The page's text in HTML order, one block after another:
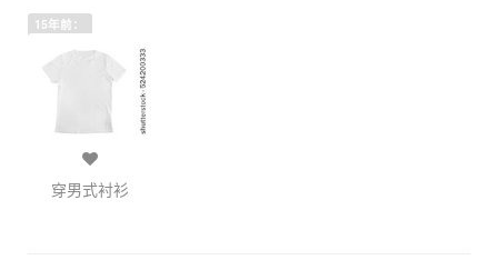
15年前：
穿男式衬衫